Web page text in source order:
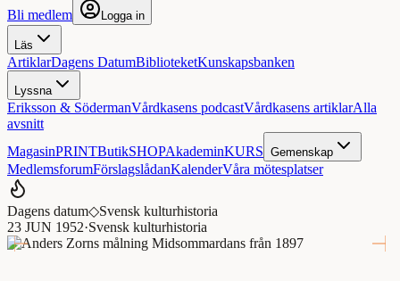
Bli medlem Logga in
Läs
ArtiklarDagens DatumBiblioteketKunskapsbanken
Lyssna
Eriksson & SödermanVårdkasens podcastVårdkasens artiklarAlla
avsnitt
MagasinPRINTButikSHOPAkademinKURS Gemenskap
MedlemsforumFörslagslådanKalenderVåra mötesplatser
Dagens datum◇Svensk kulturhistoria
23 JUN 1952·Svensk kulturhistoria